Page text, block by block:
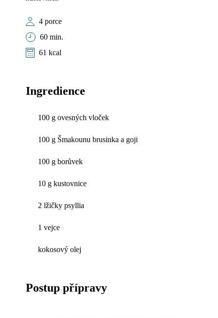
4 porce
60 min.
61 kcal
Ingredience
100 g ovesných vloček
100 g Šmakounu brusinka a goji
100 g borůvek
10 g kustovnice
2 lžičky psyllia
1 vejce
kokosový olej
Postup přípravy